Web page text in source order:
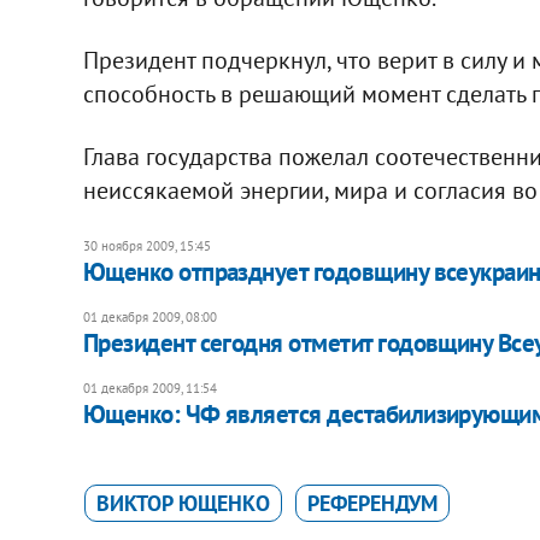
Президент подчеркнул, что верит в силу и
способность в решающий момент сделать
Глава государства пожелал
неиссякаемой энергии, мира и согласия
30 ноября 2009, 15:45
Ющенко отпразднует годовщину
01 декабря 2009, 08:00
Президент сегодня отметит годовщину
01 декабря 2009, 11:54
Ющенко: ЧФ является
ВИКТОР ЮЩЕНКО РЕФЕРЕНДУМ